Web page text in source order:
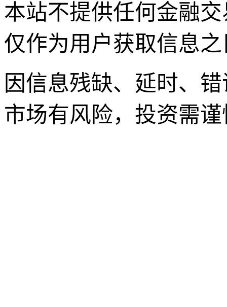
本站不提供任何金融
仅作为用户获取信息
因信息残缺、延时、
市场有风险，投资需